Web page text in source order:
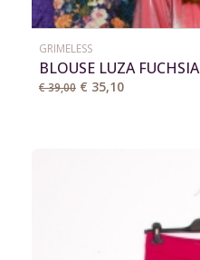
GRIMELESS
BLOUSE LUZA FUCHSIA
€ 39,00 € 35,10